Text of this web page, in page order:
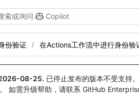
索或询问 Copilot
份验证 在Actions工作流中进行身份验
08-25. 已停止发布的版本不受支持
。 如需升级帮助，请联系 GitHub